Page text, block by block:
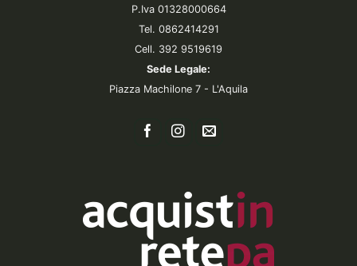
P.Iva 01328000664
Tel. 0862414291
Cell. 392 9519619
Sede Legale:
Piazza Machilone 7 - L'Aquila